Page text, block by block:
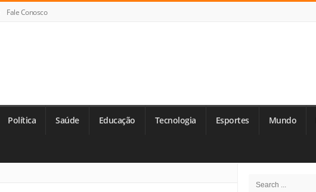
Fale Conosco
Política Saúde Educação Tecnologia Esportes Mundo
Sidebar
Search